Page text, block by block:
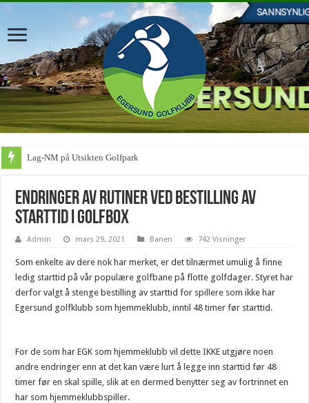
Lag-NM på Utsikten Golfpark
Endringer av rutiner ved bestilling av
starttid i Golfbox
Admin mars 29, 2021 Banen 742 Visninger
Som enkelte av dere nok har merket, er det tilnærmet umulig å finne
ledig starttid på vår populære golfbane på flotte golfdager. Styret har
derfor valgt å stenge bestilling av starttid for spillere som ikke har
Egersund golfklubb som hjemmeklubb, inntil 48 timer før starttid.
For de som har EGK som hjemmeklubb vil dette IKKE utgjøre noen
andre endringer enn at det kan være lurt å legge inn starttid før 48
timer før en skal spille, slik at en dermed benytter seg av fortrinnet en
har som hjemmeklubbspiller.